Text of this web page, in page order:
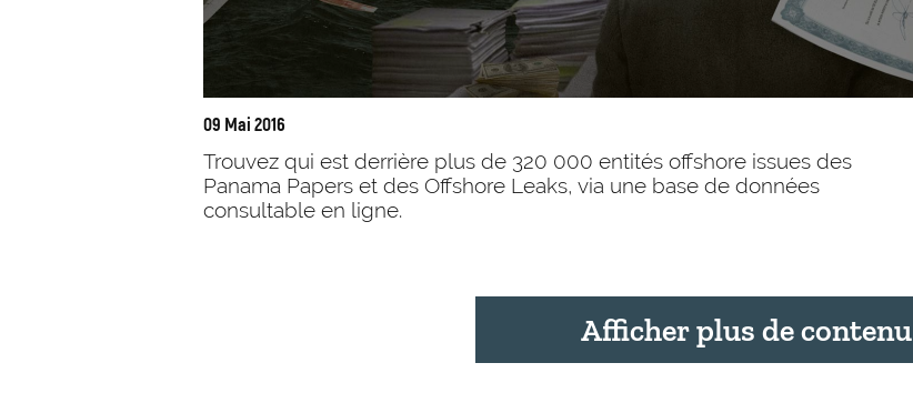
09 Mai 2016
Trouvez qui est derrière plus de 320 000 entités offshore issues des
Panama Papers et des Offshore Leaks, via une base de données
consultable en ligne.
Afficher plus de contenu